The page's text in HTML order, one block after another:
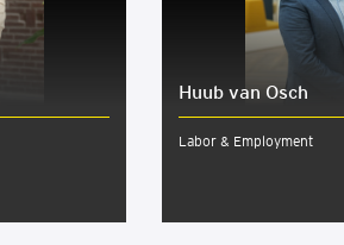
Huub van Osch
Labor & Employment